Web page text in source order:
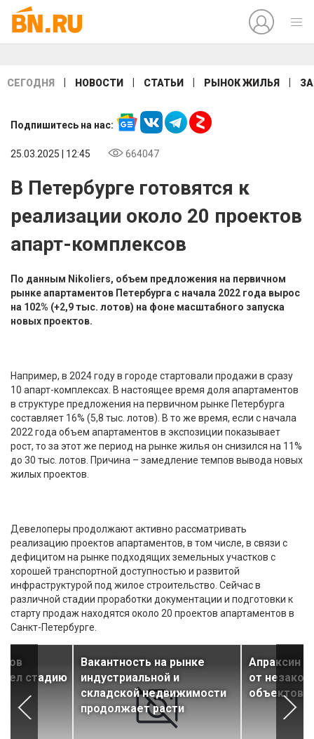
СЕГОДНЯ НОВОСТИ СТАТЬИ РЫНОК ЖИЛЬЯ
Подпишитесь на нас:
25.03.2025 | 12:45 664047
В Петербурге готовятся к
реализации около 20 проектов
апарт-комплексов
По данным Nikoliers, объем предложения на первичном
рынке апартаментов Петербурга с начала 2022 года вырос
на 102% (+2,9 тыс. лотов) на фоне масштабного запуска
новых проектов.
Например, в 2024 году в городе стартовали продажи в сразу
10 апарт-комплексах. В настоящее время доля апартаментов
в структуре предложения на первичном рынке Петербурга
составляет 16% (5,8 тыс. лотов). В то же время, если с начала
2022 года объем апартаментов в экспозиции показывает
рост, то за этот же период на рынке жилья он снизился на 11%
до 30 тыс. лотов. Причина – замедление темпов вывода новых
жилых проектов.
Девелоперы продолжают активно рассматривать
реализацию проектов апартаментов, в том числе, в связи с
дефицитом на рынке подходящих земельных участков с
хорошей транспортной доступностью и развитой
инфраструктурой под жилое строительство. Сейчас в
различной стадии проработки документации и подготовки к
старту продаж находятся около 20 проектов апартаментов в
Санкт-Петербурге.
стадию
Вакантность на рынке
индустриальной и
складской недвижимости
продолжает расти
Апраксин
от
объектов